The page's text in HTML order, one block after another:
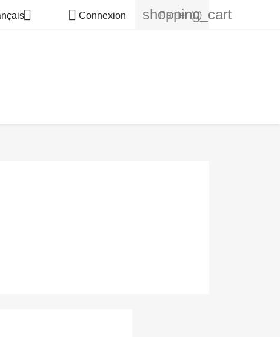
  Connexion shopping_cart
Panier (0)